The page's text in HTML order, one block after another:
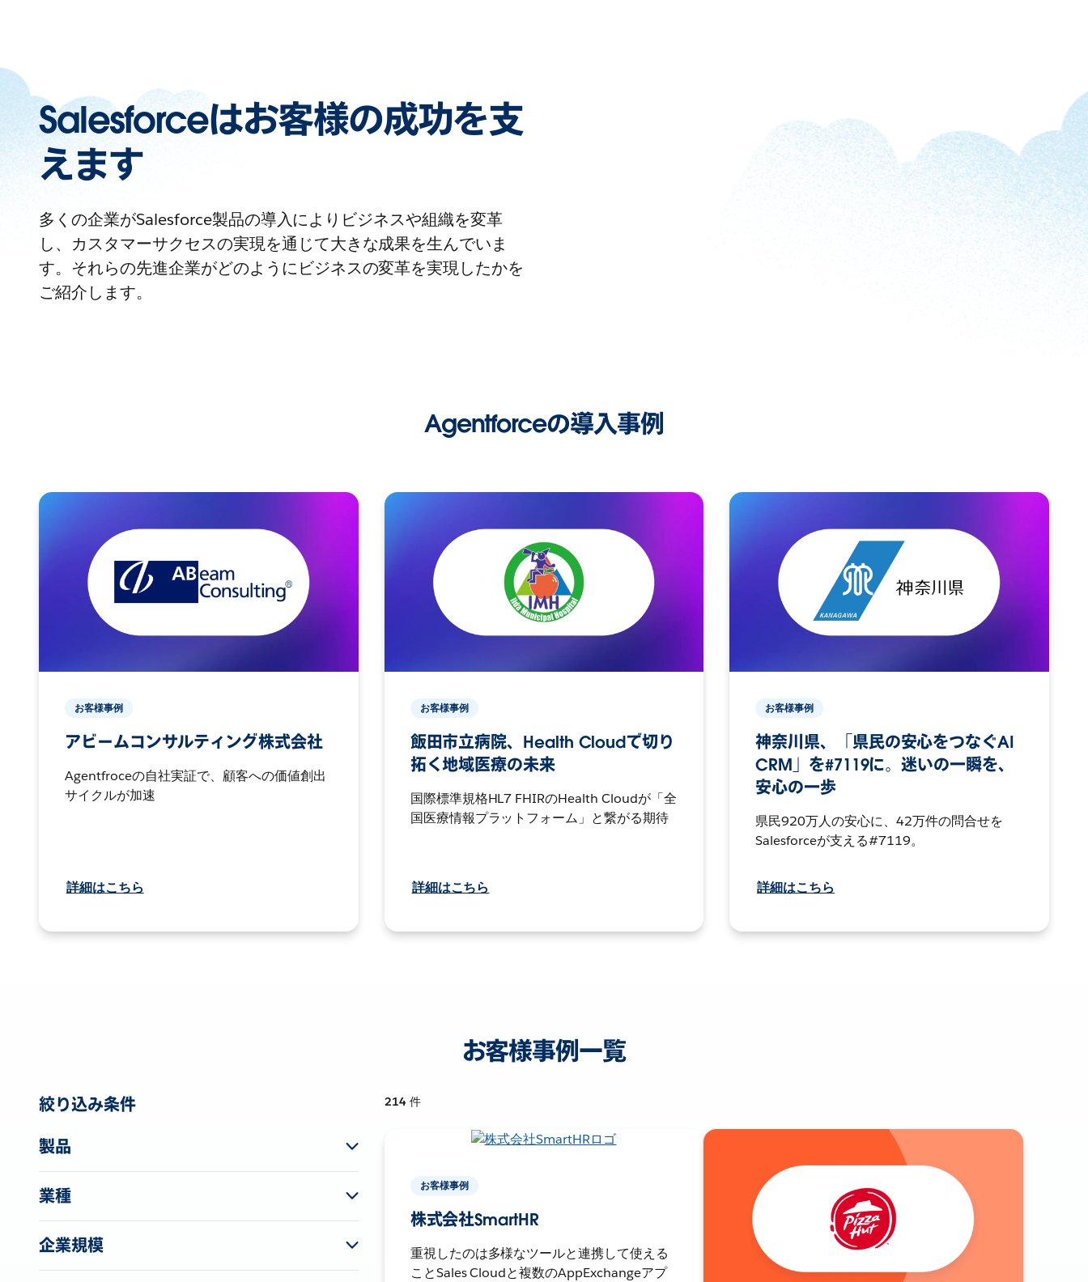
Salesforceはお客様の成功を支
えます
多くの企業がSalesforce製品の導入によりビジネスや組織を変革
し、カスタマーサクセスの実現を通じて大きな成果を生んでいま
す。それらの先進企業がどのようにビジネスの変革を実現したかを
ご紹介します。
Agentforceの導入事例
お客様事例
アビームコンサルティング株式会社
Agentfroceの自社実証で、顧客への価値創出
サイクルが加速
詳細はこちら
お客様事例
飯田市立病院、Health Cloudで切り
拓く地域医療の未来
国際標準規格HL7 FHIRのHealth Cloudが「全
国医療情報プラットフォーム」と繋がる期待
詳細はこちら
お客様事例
神奈川県、「県民の安心をつなぐAI
CRM」を#7119に。迷いの一瞬を、
安心の一歩
県民920万人の安心に、42万件の問合せを
Salesforceが支える#7119。
詳細はこちら
お客様事例一覧
絞り込み条件
製品
業種
企業規模
214 件
お客様事例
株式会社SmartHR
重視したのは多様なツールと連携して使える
ことSales Cloudと複数のAppExchangeアプ